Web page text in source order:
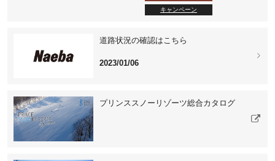
キャンペーン
道路状況の確認はこちら
2023/01/06
プリンススノーリゾーツ総合カタログ